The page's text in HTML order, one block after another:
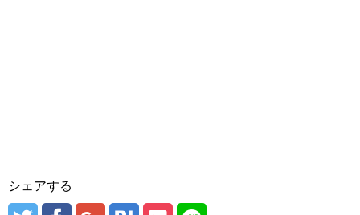
シェアする